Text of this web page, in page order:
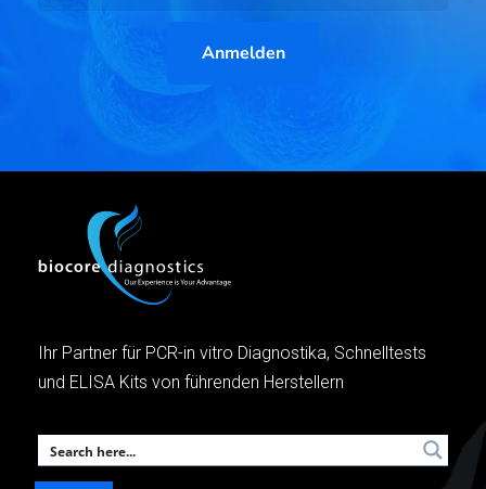
Ihr Partner für PCR-in vitro Diagnostika, Schnelltests
und ELISA Kits von führenden Herstellern